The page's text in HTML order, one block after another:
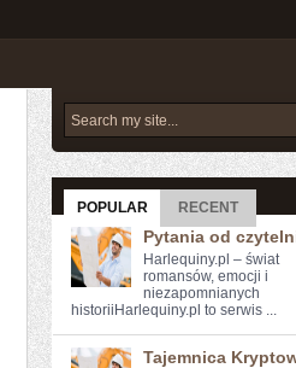
POPULAR RECENT
Pytania od
Harlequiny.pl – świat
romansów, emocji i
niezapomnianych
historiiHarlequiny.pl to serwis ...
Tajemnica